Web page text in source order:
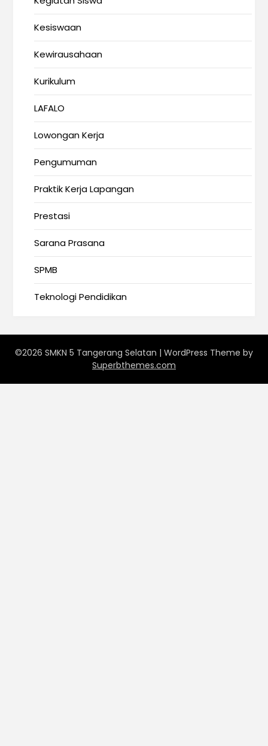
Kesiswaan
Kewirausahaan
Kurikulum
LAFALO
Lowongan Kerja
Pengumuman
Praktik Kerja Lapangan
Prestasi
Sarana Prasana
SPMB
Teknologi Pendidikan
©2026 SMKN 5 Tangerang Selatan | WordPress Theme by
Superbthemes.com